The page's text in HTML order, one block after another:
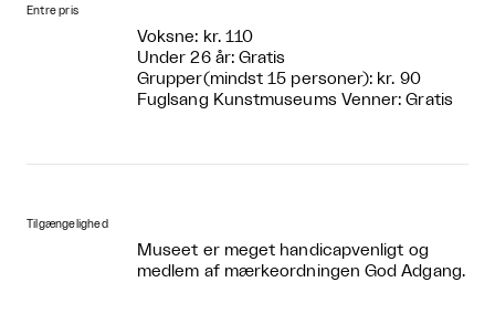
Entre pris
Voksne: kr. 110
Under 26 år: Gratis
Grupper(mindst 15 personer): kr. 90
Fuglsang Kunstmuseums Venner: Gratis
Tilgængelighed
Museet er meget handicapvenligt og
medlem af mærkeordningen God Adgang.